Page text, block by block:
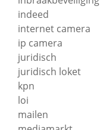
indeed
internet camera
ip camera
juridisch
juridisch loket
kpn
loi
mailen